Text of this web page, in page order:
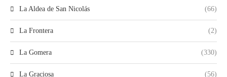
La Aldea de San Nicolás (66)
La Frontera (2)
La Gomera (330)
La Graciosa (56)